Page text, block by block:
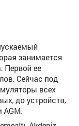
занимается
Первой ее
Сейчас под
всех
до устройств,
AGM.